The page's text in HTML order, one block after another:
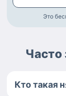
Это
Часто
Кто такая